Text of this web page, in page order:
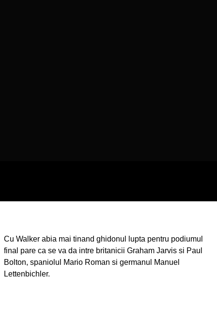
Cu Walker abia mai tinand ghidonul lupta pentru podiumul
final pare ca se va da intre britanicii Graham Jarvis si Paul
Bolton, spaniolul Mario Roman si germanul Manuel
Lettenbichler.